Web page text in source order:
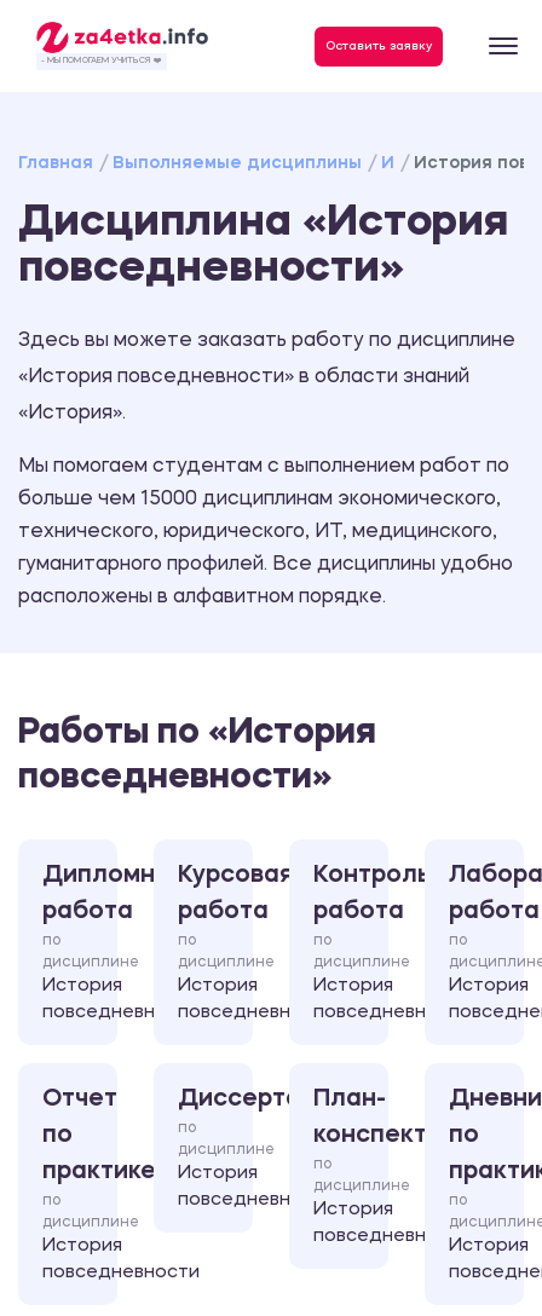
- МЫ ПОМОГАЕМ УЧИТЬСЯ ❤️
Оставить заявку
Главная Выполняемые дисциплины И История
Дисциплина «История
повседневности»
Здесь вы можете заказать работу по дисциплине
«История повседневности» в области знаний
«История».
Мы помогаем студентам с выполнением работ по
больше чем 15000 дисциплинам экономического,
технического, юридического, ИТ, медицинского,
гуманитарного профилей. Все дисциплины удобно
расположены в алфавитном порядке.
Работы по «История
повседневности»
Дипломная
работа
по
дисциплине
История
повседневности
Курсовая
работа
по
дисциплине
История
повседневности
Контрольная
работа
по
дисциплине
История
повседневности
работа
по
История
Отчет
по
практике
по
дисциплине
История
повседневности
Диссертация
по
дисциплине
История
повседневности
План-
конспект
по
дисциплине
История
повседневности
по
по
История